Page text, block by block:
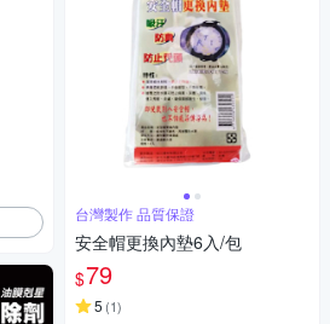
台灣製作 品質保證
安全帽更換內墊6入/包
$79
5 (1)